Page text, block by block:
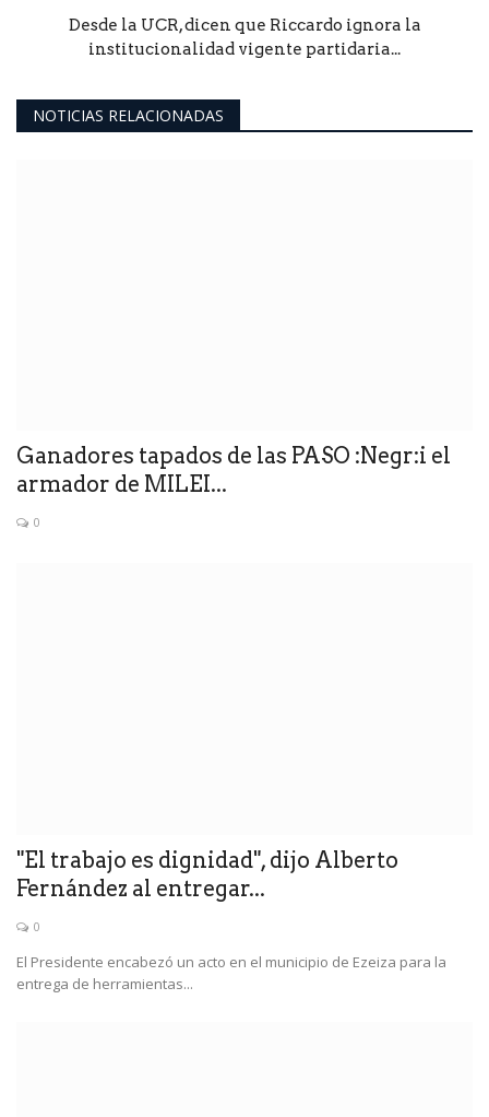
Desde la UCR, dicen que Riccardo ignora la
institucionalidad vigente partidaria...
NOTICIAS RELACIONADAS
Ganadores tapados de las PASO :Negr:i el
armador de MILEI...
0
"El trabajo es dignidad", dijo Alberto
Fernández al entregar...
0
El Presidente encabezó un acto en el municipio de Ezeiza para la
entrega de herramientas...